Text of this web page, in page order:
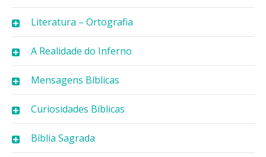
Literatura – Ortografia
A Realidade do Inferno
Mensagens Bíblicas
Curiosidades Bíblicas
Bíblia Sagrada